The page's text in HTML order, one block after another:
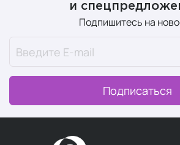
и
Подпишитесь на
Подписаться